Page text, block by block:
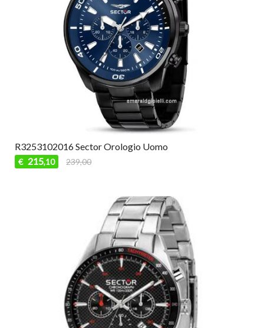
R3253102016 Sector Orologio Uomo
€ 215,10 239,00